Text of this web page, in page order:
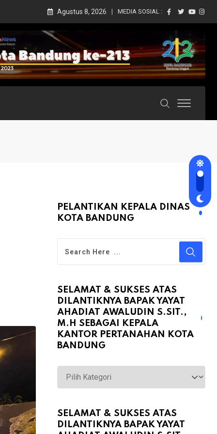
Agustus 8, 2026 MEDIA SOSIAL :
PELANTIKAN KEPALA DINAS
KOTA BANDUNG
SELAMAT & SUKSES ATAS
DILANTIKNYA BAPAK YAYAT
AHADIAT AWALUDIN S.SIT.,
M.H SEBAGAI KEPALA
KANTOR PERTANAHAN KOTA
BANDUNG
Selamat
&
atas
Dilantiknya
SELAMAT & SUKSES ATAS
DILANTIKNYA BAPAK YAYAT